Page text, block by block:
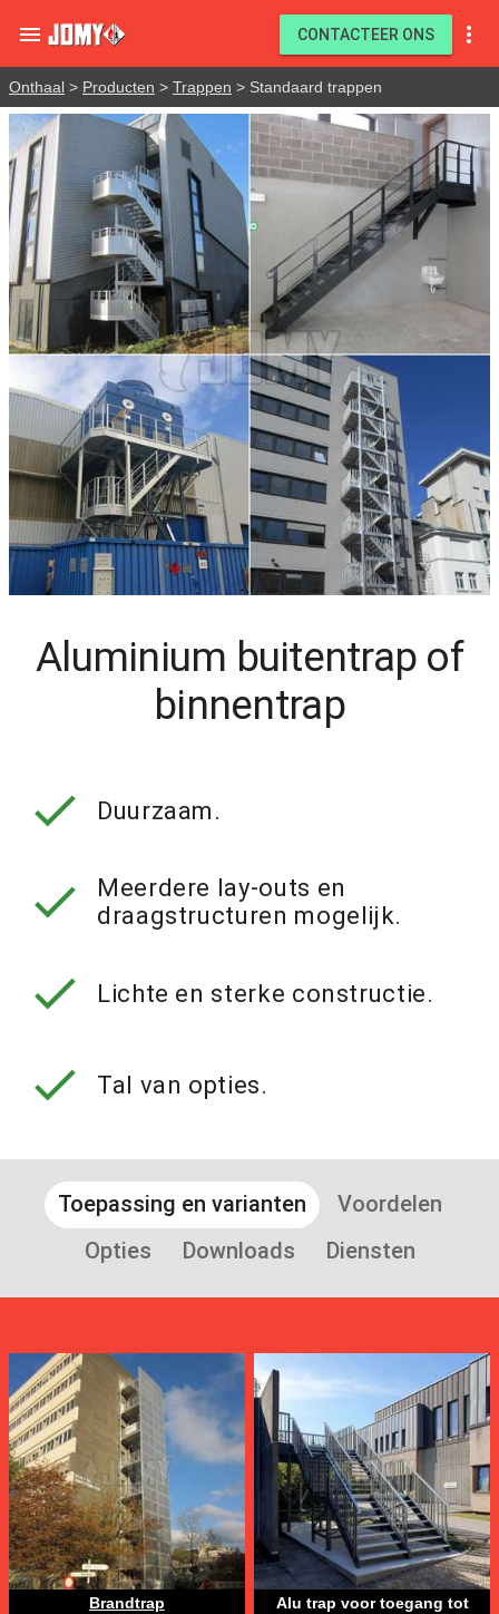
 CONTACTEER ONS 
Onthaal > Producten > Trappen > Standaard trappen
Aluminium buitentrap of
binnentrap
check Duurzaam.
check
Meerdere lay-outs en
draagstructuren mogelijk.
check Lichte en sterke constructie.
check Tal van opties.
Toepassing en varianten
Voordelen
Opties
Downloads Diensten
Brandtrap
Alu trap voor toegang tot